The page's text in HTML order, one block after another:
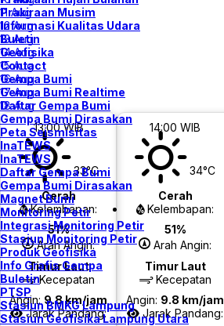
Prakiraan Musim
Informasi Kualitas Udara
Buletin
Geofisika
Contact
Gempa Bumi
Gempa Bumi Realtime
Daftar Gempa Bumi
Gempa Bumi Dirasakan
Peta Seismisitas
InaTEWS
InaTEWS
Daftar Gempa Bumi
Gempa Bumi Dirasakan
Magnet Bumi
Monitoring Petir
Integrasi Monitoring Petir
Stasiun Monitoring Petir
Produk Geofisika
Info Grafis Gempa
Buletin
PTSP
Stasiun BMKG Lampung
Stasiun Geofisika Lampung Utara
11 Aug
12 Aug
13 Aug
14 Aug
15 Aug
16 Aug
17 Aug
18 Aug
13:00 WIB
33°C
Cerah
Kelembapan:
51%
Arah Angin:
Timur Laut
Kecepatan
Angin: 9.8 km/jam
Jarak Pandang:
14:00 WIB
34°C
Cerah
Kelembapan:
51%
Arah Angin:
Timur Laut
Kecepatan
Angin: 9.8 km/jam
Jarak Pandang: